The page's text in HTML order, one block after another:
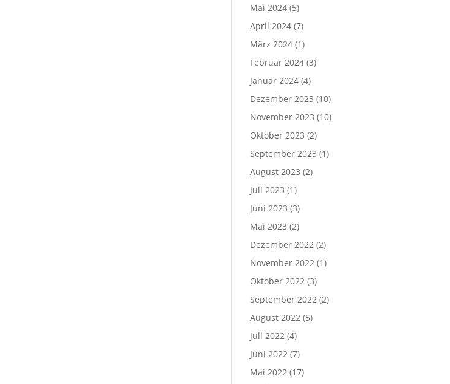
Mai 2024 (5)
April 2024 (7)
März 2024 (1)
Februar 2024 (3)
Januar 2024 (4)
Dezember 2023 (10)
November 2023 (10)
Oktober 2023 (2)
September 2023 (1)
August 2023 (2)
Juli 2023 (1)
Juni 2023 (3)
Mai 2023 (2)
Dezember 2022 (2)
November 2022 (1)
Oktober 2022 (3)
September 2022 (2)
August 2022 (5)
Juli 2022 (4)
Juni 2022 (7)
Mai 2022 (17)